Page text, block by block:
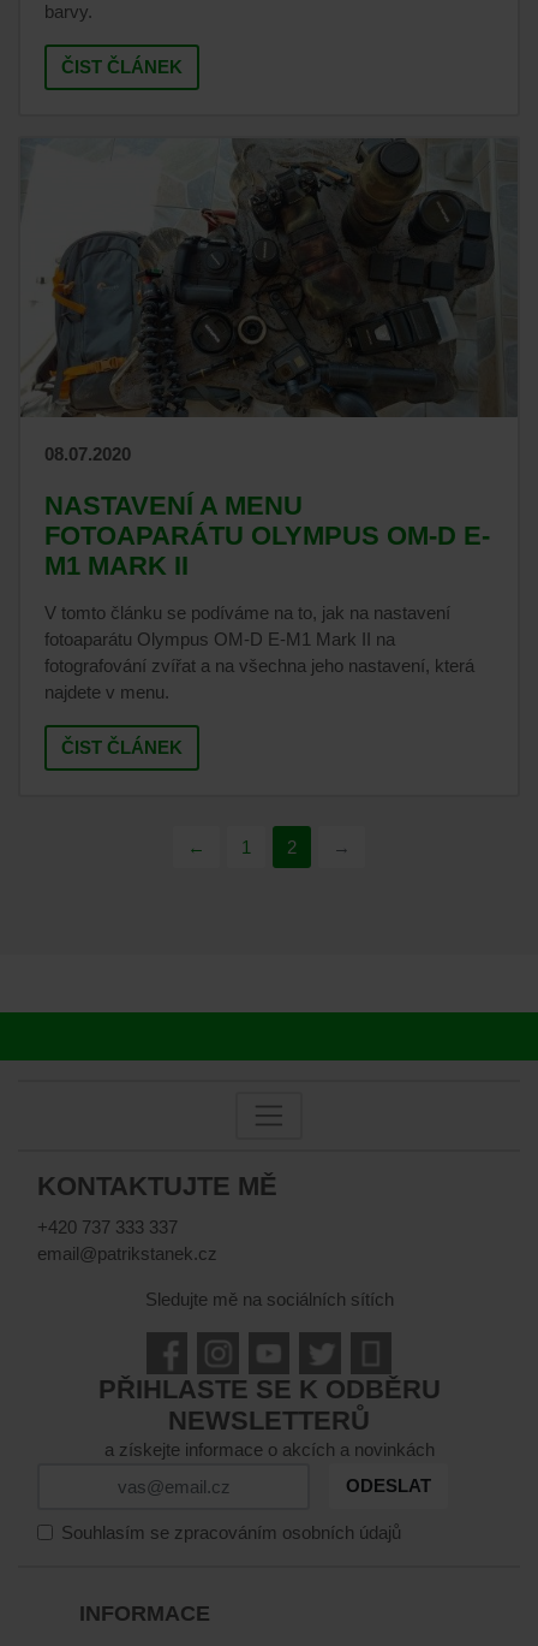
barvy.
ČIST ČLÁNEK
08.07.2020
NASTAVENÍ A MENU
FOTOAPARÁTU OLYMPUS OM-D E-
M1 MARK II
V tomto článku se podíváme na to, jak na nastavení
fotoaparátu Olympus OM-D E-M1 Mark II na
fotografování zvířat a na všechna jeho nastavení, která
najdete v menu.
ČIST ČLÁNEK
← 1 2 →
KONTAKTUJTE MĚ
+420 737 333 337
email@patrikstanek.cz
Sledujte mě na sociálních sítích
PŘIHLASTE SE K ODBĚRU
NEWSLETTERŮ
a získejte informace o akcích a novinkách
ODESLAT
Souhlasím se zpracováním osobních údajů
INFORMACE